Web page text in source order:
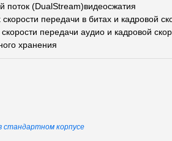
поток (DualStream)видеосжатия
передачи в битах и кадровой
передачи аудио и кадровой
хранения
стандартном корпусе